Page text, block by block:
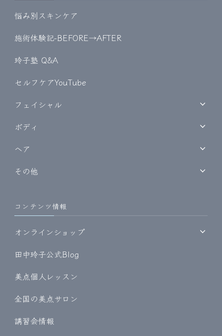
悩み別スキンケア
施術体験記-BEFORE→AFTER
玲子塾 Q&A
セルフケアYouTube
フェイシャル
ボディ
ヘア
その他
コンテンツ情報
オンラインショップ
田中玲子公式Blog
美点個人レッスン
全国の美点サロン
講習会情報